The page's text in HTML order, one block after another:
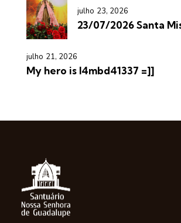
julho 23, 2026
23/07/2026 Santa
julho 21, 2026
My hero is l4mbd41337 =]]